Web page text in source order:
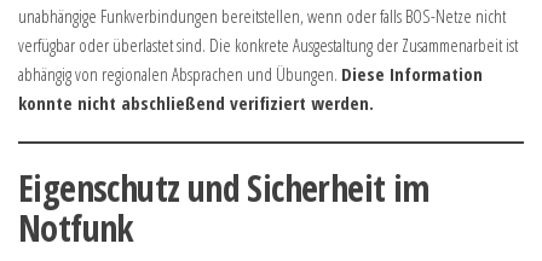
unabhängige Funkverbindungen bereitstellen, wenn oder falls BOS-Netze nicht
verfügbar oder überlastet sind. Die konkrete Ausgestaltung der Zusammenarbeit ist
abhängig von regionalen Absprachen und Übungen. Diese Information
konnte nicht abschließend verifiziert werden.
Eigenschutz und Sicherheit im
Notfunk